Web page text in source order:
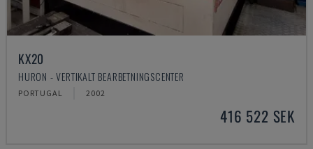
KX20
HURON - VERTIKALT BEARBETNINGSCENTER
PORTUGAL 2002
416 522 SEK